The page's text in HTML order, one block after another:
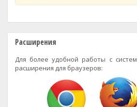
Расширения
Для более удобной работы с
расширения для браузеров: